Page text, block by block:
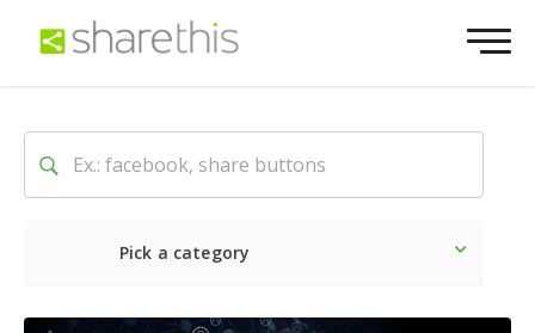
Pick a category
Neueste Sozial